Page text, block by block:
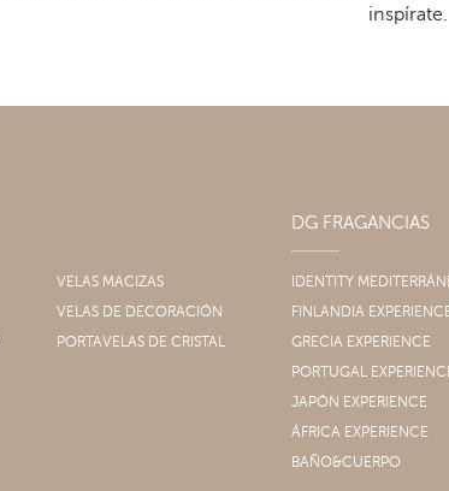
inspírate.
VELAS MACIZAS
VELAS DE DECORACIÓN
PORTAVELAS DE CRISTAL
DG FRAGANCIAS
IDENTITY
FINLANDIA
GRECIA EXPERIENCE
PORTUGAL
JAPÓN EXPERIENCE
ÁFRICA EXPERIENCE
BAÑO&CUERPO